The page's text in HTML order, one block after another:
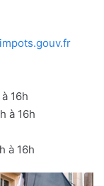
Site
impots.gouv.fr
16h
à 16h
à 16h